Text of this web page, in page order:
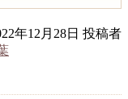
年12月28日 投稿者